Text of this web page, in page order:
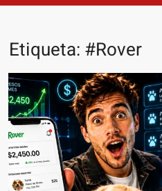
Etiqueta: #Rover